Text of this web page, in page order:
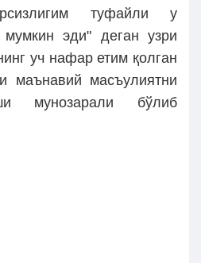
туфайли у
эди" деган узри
уч нафар етим қолган
маънавий масъулиятни
мунозарали бўлиб